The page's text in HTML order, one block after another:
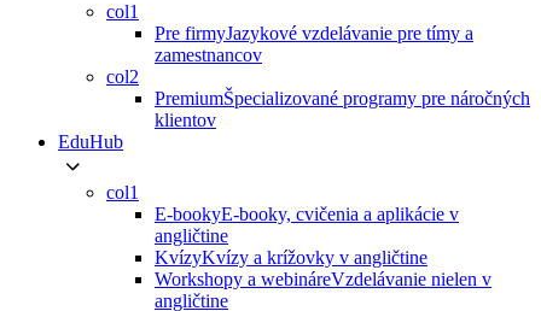
col1
Pre firmyJazykové vzdelávanie pre tímy a
zamestnancov
col2
PremiumŠpecializované programy pre náročných
klientov
EduHub
col1
E-bookyE-booky, cvičenia a aplikácie v
angličtine
KvízyKvízy a krížovky v angličtine
Workshopy a webináreVzdelávanie nielen v
angličtine